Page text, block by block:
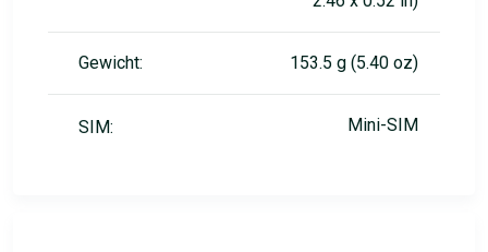
Gewicht: 153.5 g (5.40 oz)
SIM: Mini-SIM